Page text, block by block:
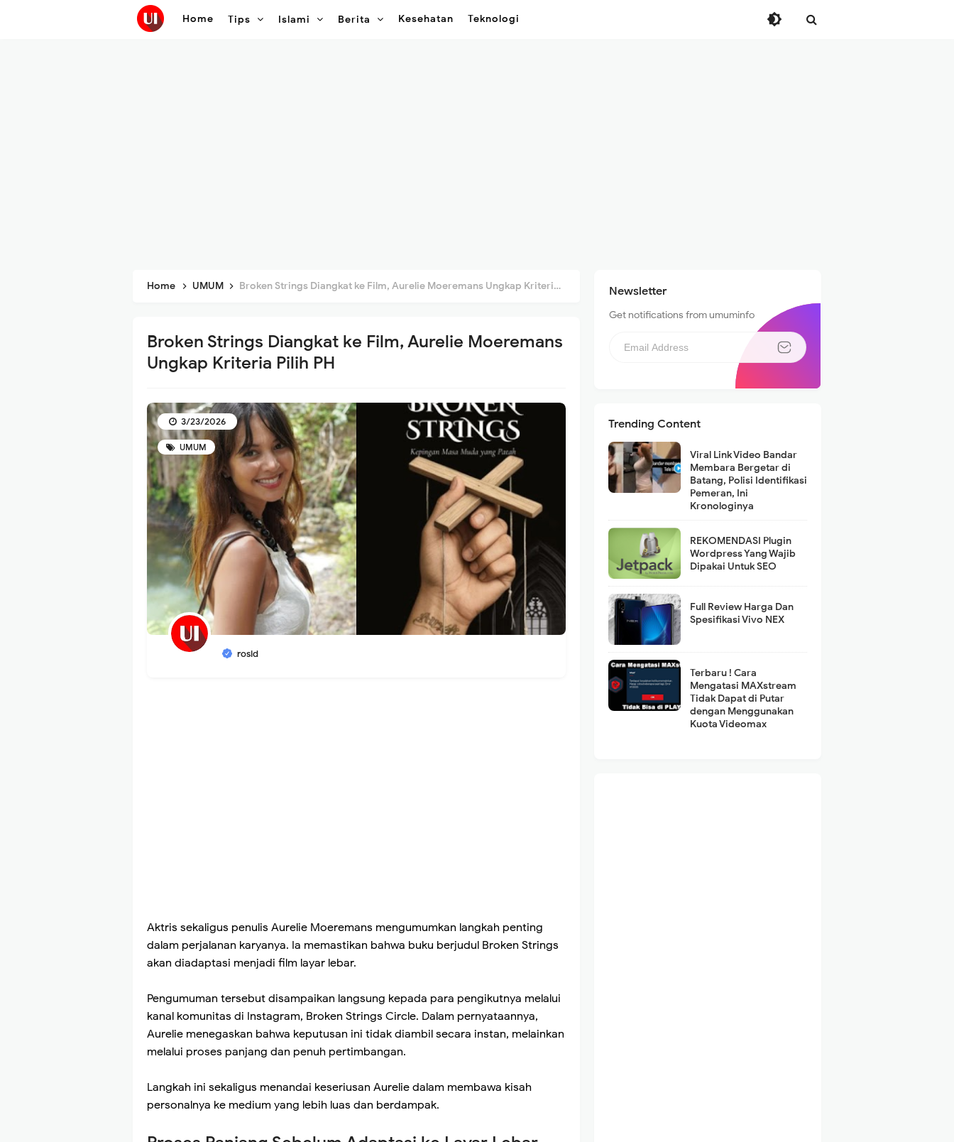
Home Tips Islami Berita Kesehatan Teknologi
Home UMUM Broken Strings Diangkat ke Film, Aurelie Moeremans Ungkap Kriteria Pilih PH
Broken Strings Diangkat ke Film, Aurelie Moeremans
Ungkap Kriteria Pilih PH
UMUM
rosid
3/23/2026
Aktris sekaligus penulis Aurelie Moeremans mengumumkan langkah penting
dalam perjalanan karyanya. Ia memastikan bahwa buku berjudul Broken Strings
akan diadaptasi menjadi film layar lebar.
Pengumuman tersebut disampaikan langsung kepada para pengikutnya melalui
kanal komunitas di Instagram, Broken Strings Circle. Dalam pernyataannya,
Aurelie menegaskan bahwa keputusan ini tidak diambil secara instan, melainkan
melalui proses panjang dan penuh pertimbangan.
Langkah ini sekaligus menandai keseriusan Aurelie dalam membawa kisah
personalnya ke medium yang lebih luas dan berdampak.
Newsletter
Get notifications from umuminfo
Trending Content
Viral Link Video Bandar
Membara Bergetar di
Batang, Polisi Identifikasi
Pemeran, Ini
Kronologinya
REKOMENDASI Plugin
Wordpress Yang Wajib
Dipakai Untuk SEO
Full Review Harga Dan
Spesifikasi Vivo NEX
Terbaru ! Cara
Mengatasi MAXstream
Tidak Dapat di Putar
dengan Menggunakan
Kuota Videomax